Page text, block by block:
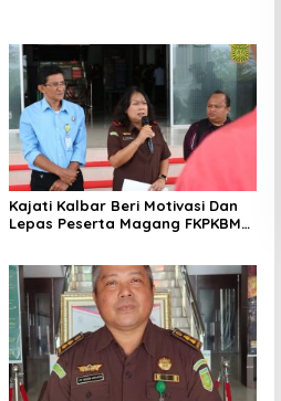
Kajati Kalbar Beri Motivasi Dan
Lepas Peserta Magang FKPKBM